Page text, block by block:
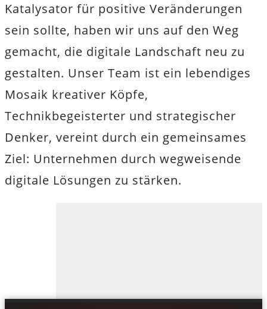
Katalysator für positive Veränderungen
sein sollte, haben wir uns auf den Weg
gemacht, die digitale Landschaft neu zu
gestalten. Unser Team ist ein lebendiges
Mosaik kreativer Köpfe,
Technikbegeisterter und strategischer
Denker, vereint durch ein gemeinsames
Ziel: Unternehmen durch wegweisende
digitale Lösungen zu stärken.